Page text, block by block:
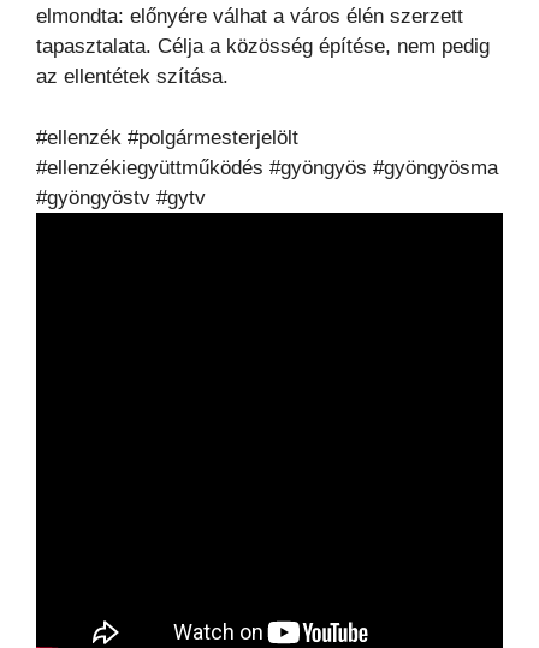
elmondta: előnyére válhat a város élén szerzett
tapasztalata. Célja a közösség építése, nem pedig
az ellentétek szítása.
#ellenzék #polgármesterjelölt
#ellenzékiegyüttműködés #gyöngyös #gyöngyösma
#gyöngyöstv #gytv